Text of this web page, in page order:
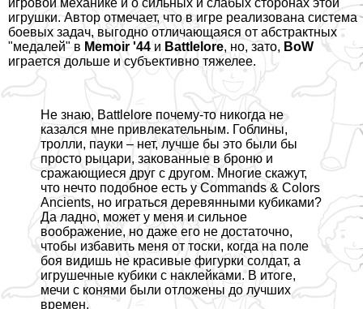
игровой механике и о сильных и слабых сторонах этой
игрушки. Автор отмечает, что в игре реализована система
боевых задач, выгодно отличающаяся от абстpaктных
"медалей" в Memoir '44 и Battlelore, но, зато, BoW
играется дольше и субъективно тяжелее.
Не знаю, Battlelore почему-то никогда не
казался мне привлекательным. Гоблины,
тролли, пауки – нет, лучше бы это были бы
просто рыцари, закованные в броню и
сражающиеся друг с другом. Многие скажут,
что нечто подобное есть у Commands & Colors
Ancients, но играться деревянными кубиками?
Да ладно, может у меня и сильное
воображение, но даже его не достаточно,
чтобы избавить меня от тоски, когда на поле
боя видишь не красивые фигурки солдат, а
игрушечные кубики с наклейками. В итоге,
мечи с конями были отложены до лучших
времен.